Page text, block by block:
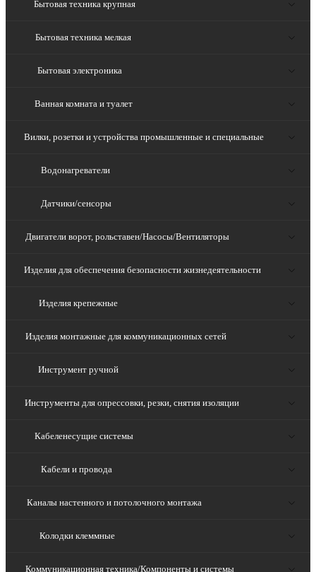
Бытовая техника крупная
Бытовая техника мелкая
Бытовая электроника
Ванная комната и туалет
Вилки, розетки и устройства промышленные и специальные
Водонагреватели
Датчики/сенсоры
Двигатели ворот, рольставен/Насосы/Вентиляторы
Изделия для обеспечения безопасности жизнедеятельности
Изделия крепежные
Изделия монтажные для коммуникационных сетей
Инструмент ручной
Инструменты для опрессовки, резки, снятия изоляции
Кабеленесущие системы
Кабели и провода
Каналы настенного и потолочного монтажа
Колодки клеммные
Коммуникационная техника/Компоненты и системы